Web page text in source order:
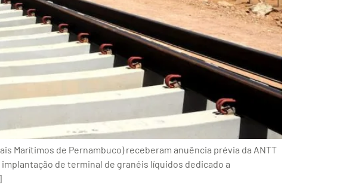
Marítimos de Pernambuco) receberam anuência prévia da ANTT
de terminal de granéis líquidos dedicado a